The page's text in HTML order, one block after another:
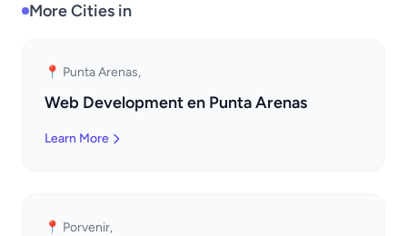
More Cities in
📍 Punta Arenas,
Web Development en Punta Arenas
Learn More
📍 Porvenir,